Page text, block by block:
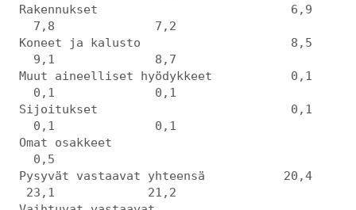
Rakennukset 6,9
7,8 7,2
Koneet ja kalusto 8,5
9,1 8,7
Muut aineelliset hyödykkeet 0,1
0,1 0,1
Sijoitukset 0,1
0,1 0,1
Omat osakkeet
0,5
Pysyvät vastaavat yhteensä 20,4
23,1 21,2